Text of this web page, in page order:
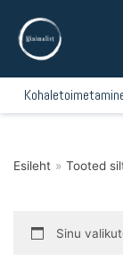
Mine
sisu
Esileht » Tooted
Sinu